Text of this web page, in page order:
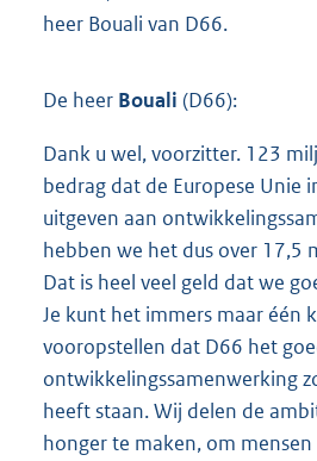
heer Bouali van D66.
De heer Bouali (D66):
Dank u wel, voorzitter. 123
bedrag dat de Europese Unie
uitgeven aan
hebben we het dus over 17,5
Dat is heel veel geld dat we
Je kunt het immers maar één
vooropstellen dat D66 het
ontwikkelingssamenwerking
heeft staan. Wij delen de
honger te maken, om